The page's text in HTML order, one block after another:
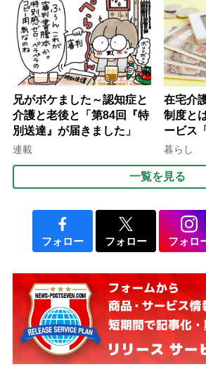
て現在は？
兄がボケました～認知症と
介護と老後と「第84回『特
別送達』が届きました」
連載
在宅介
制度と
ービス
される
暮らし
一覧を見る
フォロー フォロー フォロ